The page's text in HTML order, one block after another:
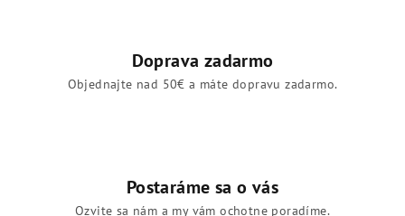
Doprava zadarmo
Objednajte nad 50€ a máte dopravu zadarmo.
Postaráme sa o vás
Ozvite sa nám a my vám ochotne poradíme.